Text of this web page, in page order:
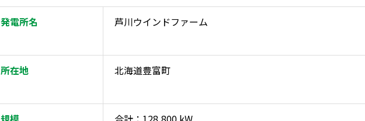
発電所名 芦川ウインドファーム
所在地 北海道豊富町